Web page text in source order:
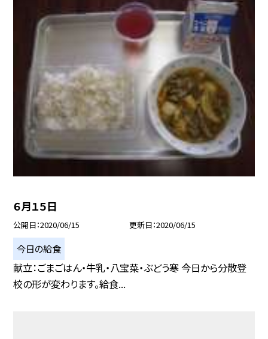
６月１５日
公開日 2020/06/15 更新日 2020/06/15
今日の給食
献立：ごまごはん・牛乳・八宝菜・ぶどう寒 今日から分散登
校の形が変わります。給食...